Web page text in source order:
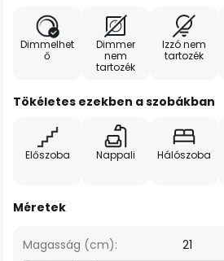
Dimmelhet
ő
Dimmer
nem
tartozék
Izzó nem
tartozék
Tökéletes ezekben a szobákban
Előszoba Nappali Hálószoba
Méretek
Magasság (cm):
21